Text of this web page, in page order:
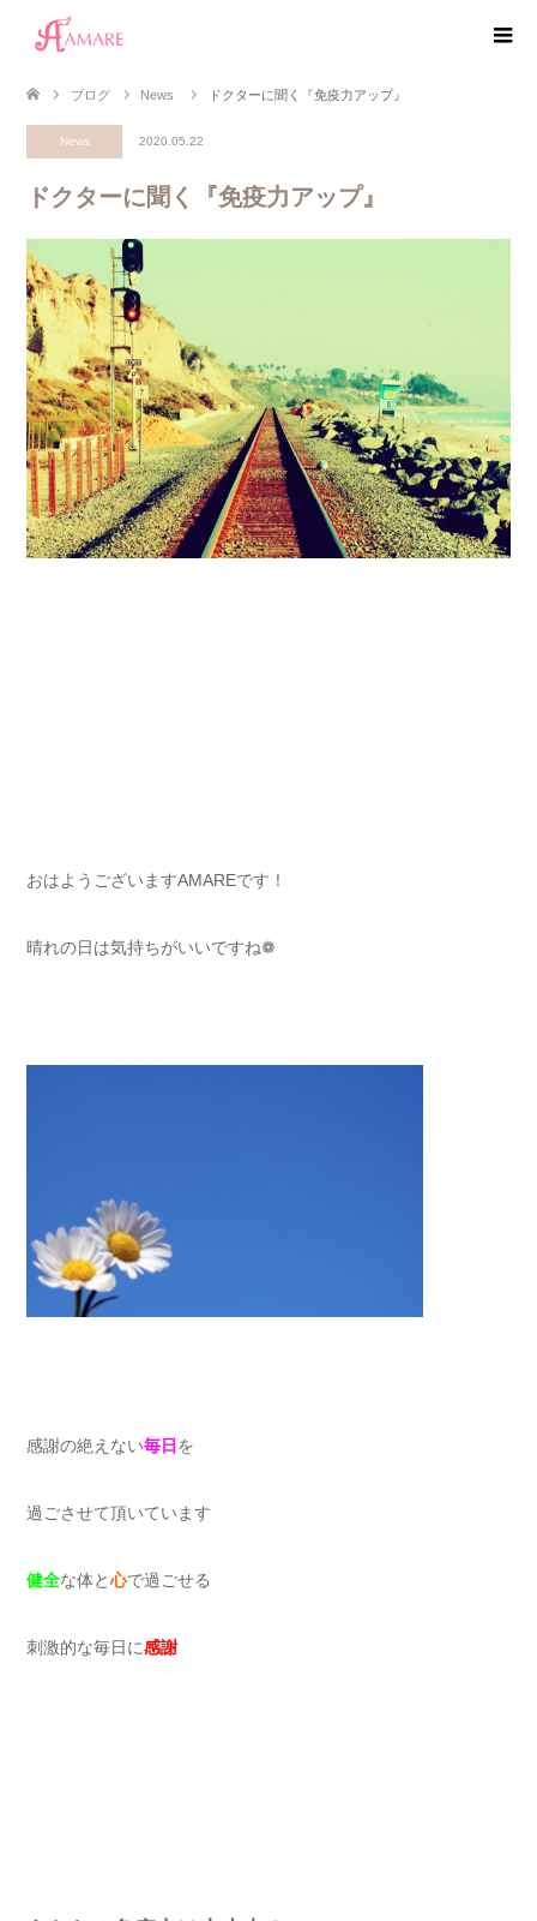
ブログ News ドクターに聞く『免疫力アップ』
News 2020.05.22
ドクターに聞く『免疫力アップ』
おはようございますAMAREです！
晴れの日は気持ちがいいですね❁
感謝の絶えない毎日 を
過ごさせて頂いています
健全な体と心で過ごせる
刺激的な毎日に感謝